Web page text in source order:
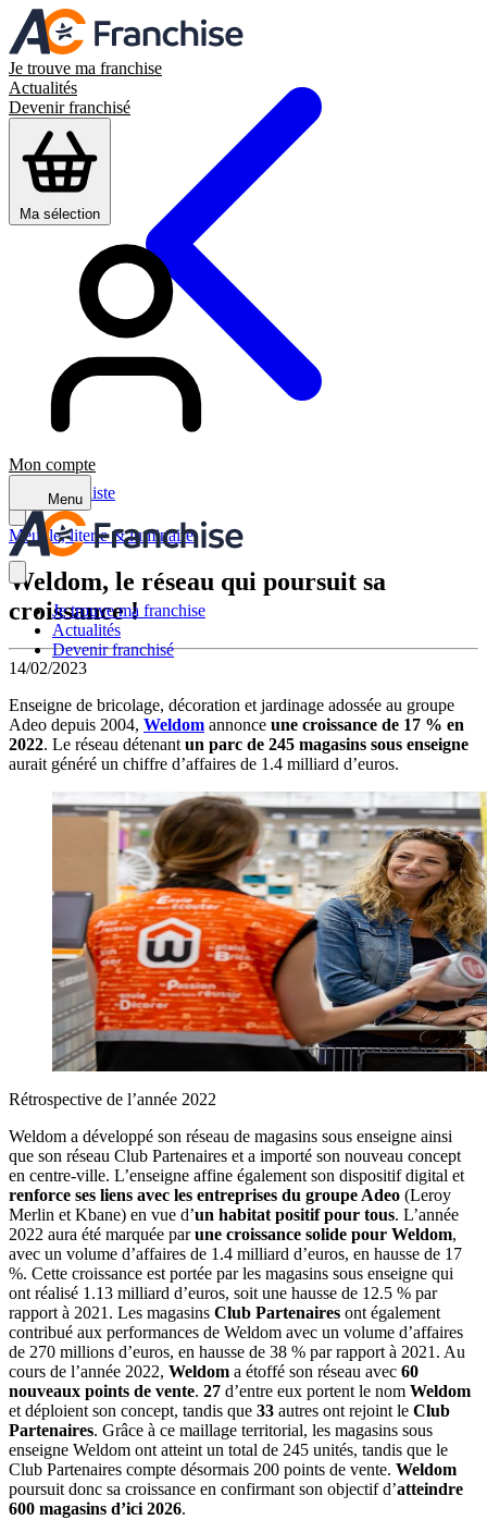
Je trouve ma franchise
Actualités
Devenir franchisé
Ma sélection
Mon compte
Menu
Je trouve ma franchise
Actualités
Devenir franchisé
Retour à la liste
Meuble, literie & luminaire
Weldom, le réseau qui poursuit sa
croissance !
14/02/2023
Enseigne de bricolage, décoration et jardinage adossée au groupe
Adeo depuis 2004, Weldom annonce une croissance de 17 % en
2022. Le réseau détenant un parc de 245 magasins sous enseigne
aurait généré un chiffre d’affaires de 1.4 milliard d’euros.
Rétrospective de l’année 2022
Weldom a développé son réseau de magasins sous enseigne ainsi
que son réseau Club Partenaires et a importé son nouveau concept
en centre-ville. L’enseigne affine également son dispositif digital et
renforce ses liens avec les entreprises du groupe Adeo (Leroy
Merlin et Kbane) en vue d’un habitat positif pour tous. L’année
2022 aura été marquée parune croissance solide pour Weldom,
avec un volume d’affaires de 1.4 milliard d’euros, en hausse de 17
%. Cette croissance est portée par les magasins sous enseigne qui
ont réalisé 1.13 milliard d’euros, soit une hausse de 12.5 % par
rapport à 2021. Les magasins Club Partenaires ont également
contribué aux performances de Weldom avec un volume d’affaires
de 270 millions d’euros, en hausse de 38 % par rapport à 2021. Au
cours de l’année 2022, Weldom a étoffé son réseau avec 60
nouveaux points de vente. 27 d’entre eux portent le nom Weldom
et déploient son concept, tandis que 33 autres ont rejoint le Club
Partenaires. Grâce à ce maillage territorial, les magasins sous
enseigne Weldom ont atteint un total de 245 unités, tandis que le
Club Partenaires compte désormais 200 points de vente. Weldom
poursuit donc sa croissance en confirmant son objectif d’atteindre
600 magasins d’ici 2026.